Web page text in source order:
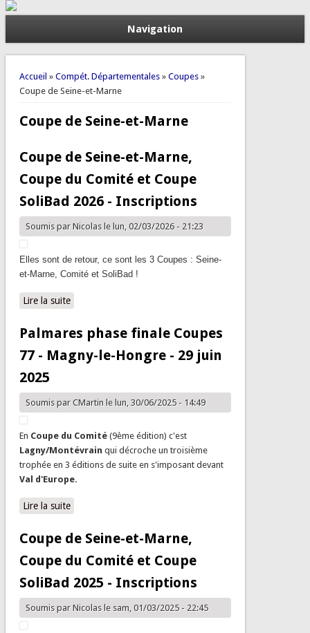
Navigation
Vous êtes ici
Accueil » Compét. Départementales» Coupes»
Coupe de Seine-et-Marne
Coupe de Seine-et-Marne
Coupe de Seine-et-Marne,
Coupe du Comité et Coupe
SoliBad 2026 - Inscriptions
Soumis par Nicolasle lun, 02/03/2026 - 21:23
Elles sont de retour, ce sont les 3 Coupes : Seine-
et-Marne, Comité et SoliBad !
Lire la suitede Coupe de Seine-et-Marne, Coupe du Comité et
Palmares phase finale Coupes
77 - Magny-le-Hongre - 29 juin
2025
Soumis par CMartinle lun, 30/06/2025 - 14:49
En Coupe du Comité(9ème édition) c'est
Lagny/Montévrain qui décroche un troisième
trophée en 3 éditions de suite en s'imposant devant
Val d'Europe.
Lire la suitede Palmares phase finale Coupes 77 - Magny-le-Hongre
Coupe de Seine-et-Marne,
Coupe du Comité et Coupe
SoliBad 2025 - Inscriptions
Soumis par Nicolasle sam, 01/03/2025 - 22:45